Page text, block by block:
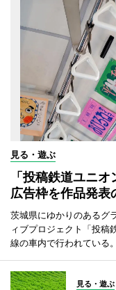
見る・遊ぶ
「投稿鉄道ユニ
広告枠を作品発
茨城県にゆかりのあるグ
ィブプロジェクト「投稿
線の車内で行われている。
見る・遊ぶ